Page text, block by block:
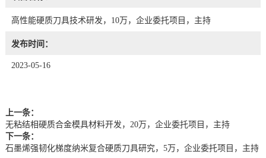
高性能硬质刀具技术研发，10万，企业委托项目，主持
发布时间：
2023-05-16
上一条：
无粘结相硬质合金模具材料开发，20万，企业委托项目，主持
下一条：
石墨烯强韧化梯度纳米复合硬质刀具研究，5万，企业委托项目，主持